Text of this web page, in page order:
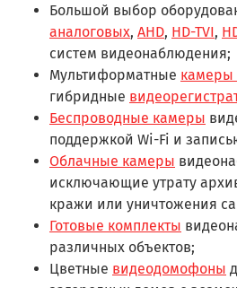
Большой выбор
аналоговых, AHD, HD-TVI,
систем видеонаблюдения;
Мультиформатные камеры
гибридные
Беспроводные камеры
поддержкой Wi-Fi и
Облачные камеры
исключающие утрату
кражи или уничтожения
Готовые комплекты
различных объектов;
Цветные видеодомофоны